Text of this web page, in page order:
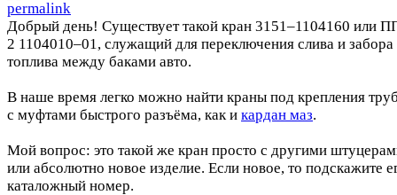
Добрый день! Существует такой кран 3151–1104160 или
2 1104010–01, служащий для переключения слива и забора
топлива между баками авто.
В наше время легко можно найти краны под крепления
с муфтами быстрого разъёма, как и кардан маз.
Мой вопрос: это такой же кран просто с другими
или абсолютно новое изделие. Если новое, то подскажите
каталожный номер.